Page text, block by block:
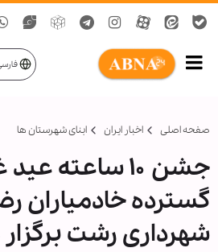
صفحه اصلی اخبار ایران ابنای شهرستان ها
جشن ۱۰ ساعته
گسترده خادمیاران
شهرداری رشت